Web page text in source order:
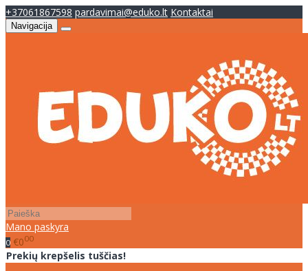
+37061867598 pardavimai@eduko.lt Kontaktai
Navigacija
Mano paskyra
0 €000
Prekių krepšelis tuščias!